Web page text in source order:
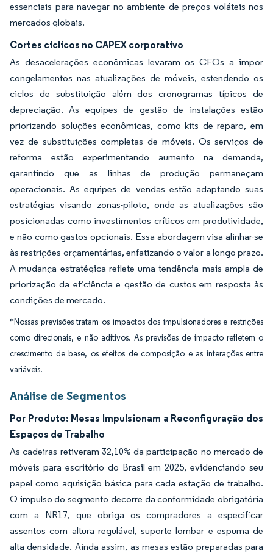
essenciais para navegar no ambiente de preços voláteis nos
mercados globais.
Cortes cíclicos no CAPEX corporativo
As desacelerações econômicas levaram os CFOs a impor
congelamentos nas atualizações de móveis, estendendo os
ciclos de substituição além dos cronogramas típicos de
depreciação. As equipes de gestão de instalações estão
priorizando soluções econômicas, como kits de reparo, em
vez de substituições completas de móveis. Os serviços de
reforma estão experimentando aumento na demanda,
garantindo que as linhas de produção permaneçam
operacionais. As equipes de vendas estão adaptando suas
estratégias visando zonas-piloto, onde as atualizações são
posicionadas como investimentos críticos em produtividade,
e não como gastos opcionais. Essa abordagem visa alinhar-se
às restrições orçamentárias, enfatizando o valor a longo prazo.
A mudança estratégica reflete uma tendência mais ampla de
priorização da eficiência e gestão de custos em resposta às
condições de mercado.
*Nossas previsões tratam os impactos dos impulsionadores e restrições
como direcionais, e não aditivos. As previsões de impacto refletem o
crescimento de base, os efeitos de composição e as interações entre
variáveis.
Análise de Segmentos
Por Produto: Mesas Impulsionam a Reconfiguração dos
Espaços de Trabalho
As cadeiras retiveram 32,10% da participação no mercado de
móveis para escritório do Brasil em 2025, evidenciando seu
papel como aquisição básica para cada estação de trabalho.
O impulso do segmento decorre da conformidade obrigatória
com a NR17, que obriga os compradores a especificar
assentos com altura regulável, suporte lombar e espuma de
alta densidade. Ainda assim, as mesas estão preparadas para